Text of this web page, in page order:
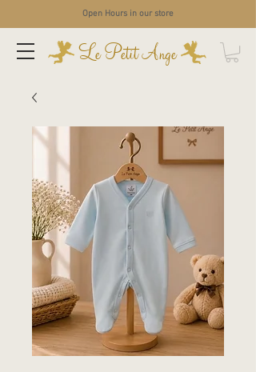
Open Hours in our store
Le Petit Ange